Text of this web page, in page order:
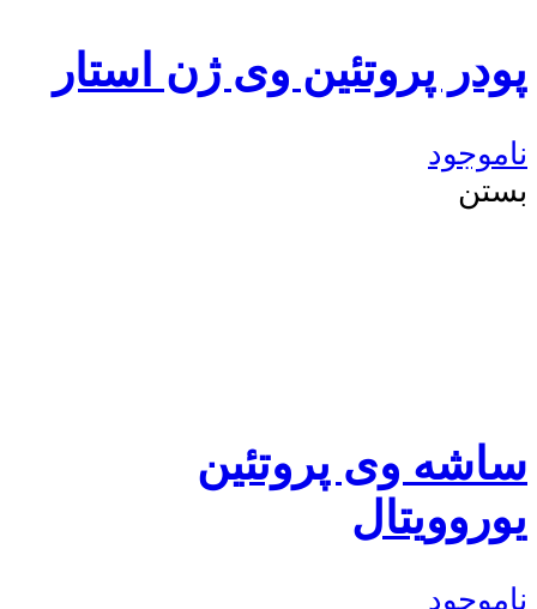
پودر پروتئین وی ژن استار
ناموجود
بستن
ساشه وی پروتئین
یوروویتال
ناموجود